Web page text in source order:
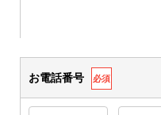
お電話番号 必須